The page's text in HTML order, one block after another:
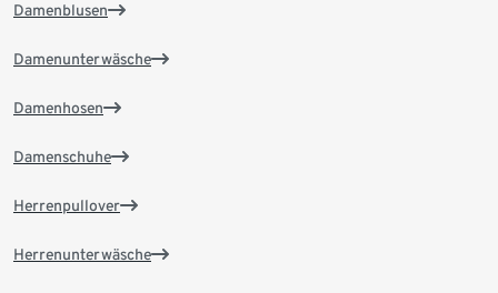
Damenblusen
Damenunterwäsche
Damenhosen
Damenschuhe
Herrenpullover
Herrenunterwäsche